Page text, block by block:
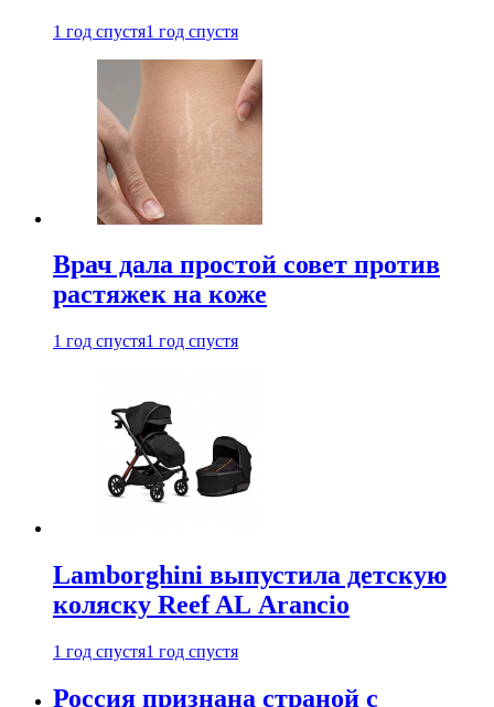
1 год спустя1 год спустя
Врач дала простой совет против
растяжек на коже
1 год спустя1 год спустя
Lamborghini выпустила детскую
коляску Reef AL Arancio
1 год спустя1 год спустя
Россия признана страной с